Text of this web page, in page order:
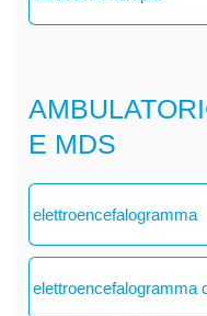
E MDS
elettroencefalogramma
elettroencefalogramma